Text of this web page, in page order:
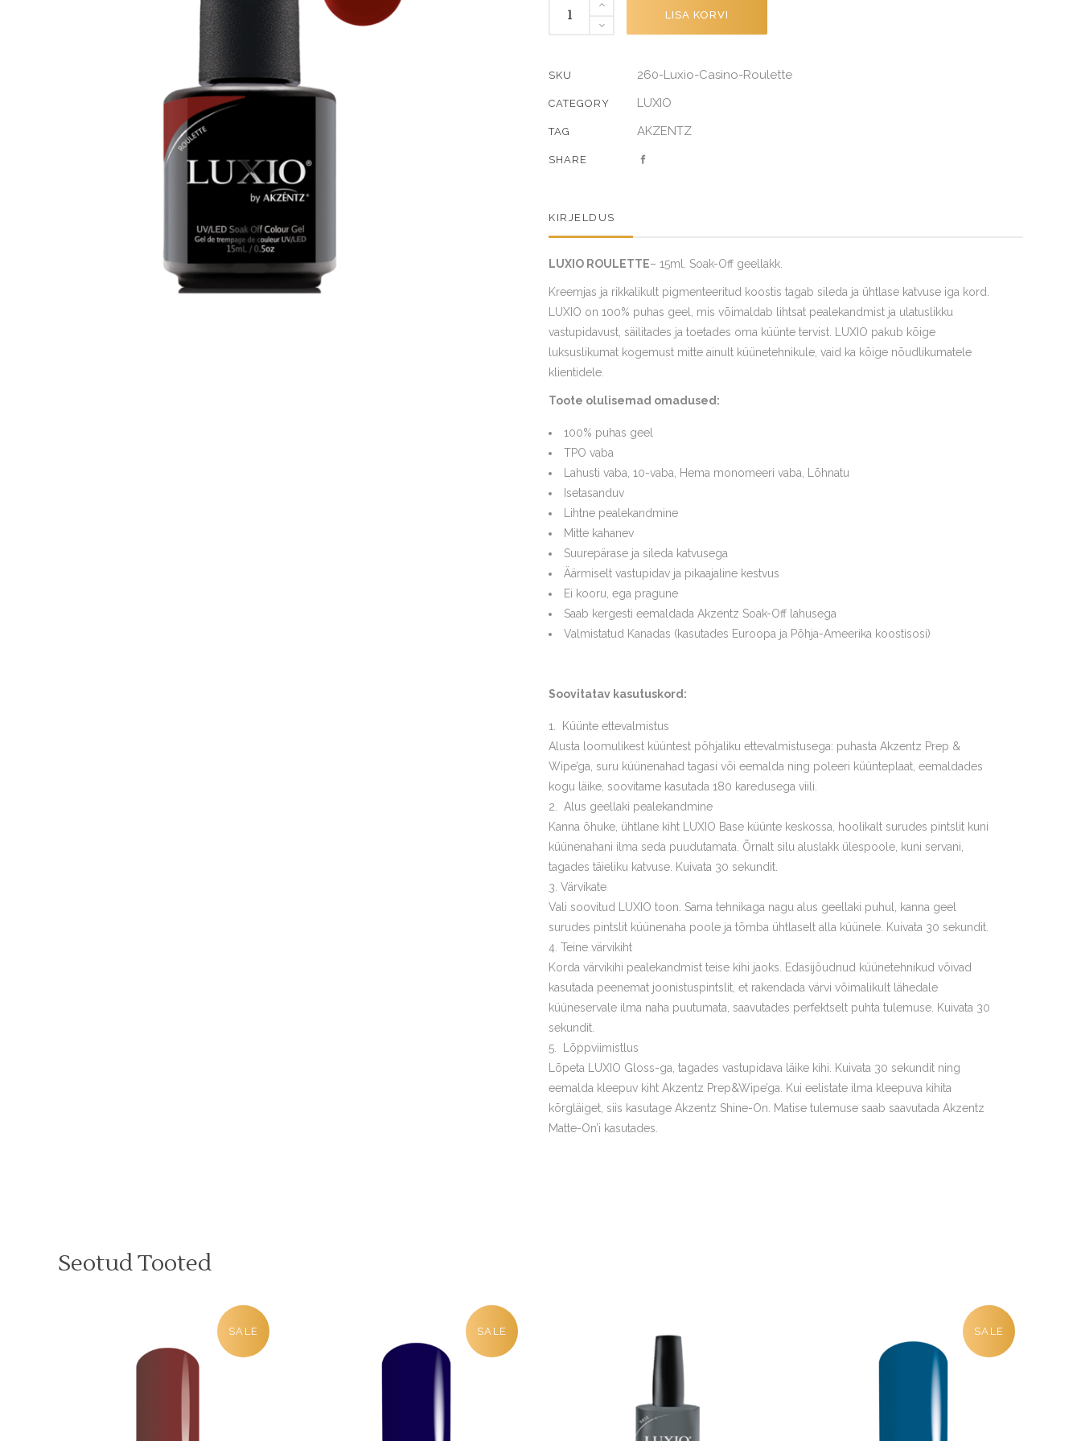
ROULETTE
LISA KORVI
SKU 260-Luxio-Casino-Roulette
CATEGORY LUXIO
TAG AKZENTZ
SHARE
KIRJELDUS
LUXIO ROULETTE– 15ml. Soak-Off geellakk.
Kreemjas ja rikkalikult pigmenteeritud koostis tagab sileda ja ühtlase katvuse iga kord.
LUXIO on 100% puhas geel, mis võimaldab lihtsat pealekandmist ja ulatuslikku
vastupidavust, säilitades ja toetades oma küünte tervist. LUXIO pakub kõige
luksuslikumat kogemust mitte ainult küünetehnikule, vaid ka kõige nõudlikumatele
klientidele.
Toote olulisemad omadused:
100% puhas geel
TPO vaba
Lahusti vaba, 10-vaba, Hema monomeeri vaba, Lõhnatu
Isetasanduv
Lihtne pealekandmine
Mitte kahanev
Suurepärase ja sileda katvusega
Äärmiselt vastupidav ja pikaajaline kestvus
Ei kooru, ega pragune
Saab kergesti eemaldada Akzentz Soak-Off lahusega
Valmistatud Kanadas (kasutades Euroopa ja Põhja-Ameerika koostisosi)
Soovitatav kasutuskord:
Küünte ettevalmistus
Alusta loomulikest küüntest põhjaliku ettevalmistusega: puhasta Akzentz Prep &
Wipe’ga, suru küünenahad tagasi või eemalda ning poleeri küünteplaat, eemaldades
kogu läike, soovitame kasutada 180 karedusega viili.
Alus geellaki pealekandmine
Kanna õhuke, ühtlane kiht LUXIO Base küünte keskossa, hoolikalt surudes pintslit kuni
küünenahani ilma seda puudutamata. Õrnalt silu aluslakk ülespoole, kuni servani,
tagades täieliku katvuse. Kuivata 30 sekundit.
Värvikate
Vali soovitud LUXIO toon. Sama tehnikaga nagu alus geellaki puhul, kanna geel
surudes pintslit küünenaha poole ja tõmba ühtlaselt alla küünele. Kuivata 30 sekundit.
Teine värvikiht
Korda värvikihi pealekandmist teise kihi jaoks. Edasijõudnud küünetehnikud võivad
kasutada peenemat joonistuspintslit, et rakendada värvi võimalikult lähedale
küüneservale ilma naha puutumata, saavutades perfektselt puhta tulemuse. Kuivata 30
sekundit.
Lõppviimistlus
Lõpeta LUXIO Gloss-ga, tagades vastupidava läike kihi. Kuivata 30 sekundit ning
eemalda kleepuv kiht Akzentz Prep&Wipe’ga. Kui eelistate ilma kleepuva kihita
kõrgläiget, siis kasutage Akzentz Shine-On. Matise tulemuse saab saavutada Akzentz
Matte-On’i kasutades.
Seotud Tooted
SALE SALE SALE